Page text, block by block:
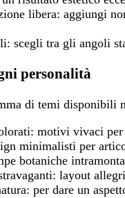
libera: aggiungi
scegli tra gli angoli
personalità
di temi disponibili
motivi vivaci per
minimalisti per
botaniche
layout
per dare un